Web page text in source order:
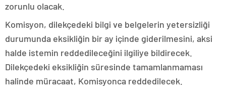
zorunlu olacak.
Komisyon, dilekçedeki bilgi ve belgelerin yetersizliği
durumunda eksikliğin bir ay içinde giderilmesini, aksi
halde istemin reddedileceğini ilgiliye bildirecek.
Dilekçedeki eksikliğin süresinde tamamlanmaması
halinde müracaat, Komisyonca reddedilecek.